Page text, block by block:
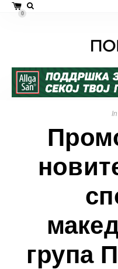
0
In
група